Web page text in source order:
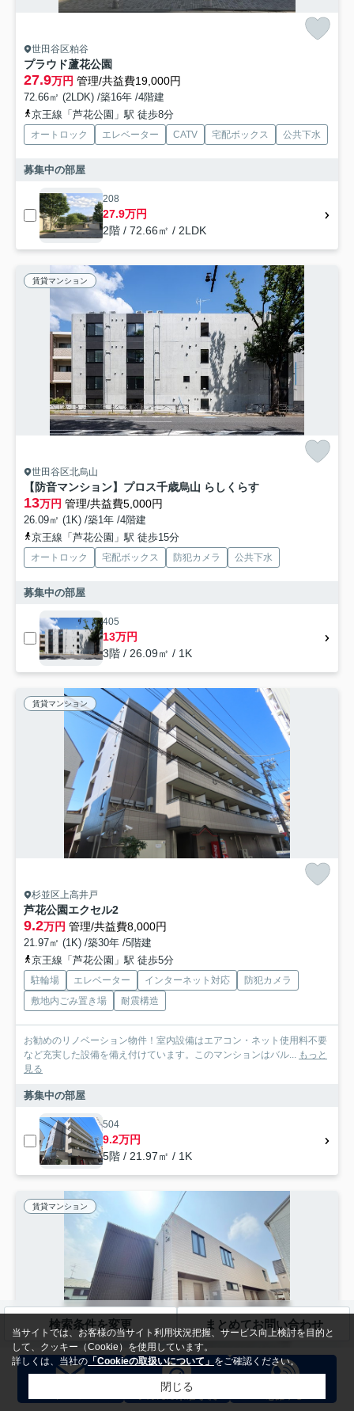
世田谷区粕谷
プラウド蘆花公園
27.9万円 管理/共益費19,000円
72.66㎡ (2LDK) /築16年 /4階建
京王線「芦花公園」駅 徒歩8分
オートロック エレベーター CATV 宅配ボックス 公共下水
募集中の部屋
208
27.9万円
2階 / 72.66㎡ / 2LDK
賃貸マンション
世田谷区北烏山
【防音マンション】プロス千歳烏山 らしくらす
13万円 管理/共益費5,000円
26.09㎡ (1K) /築1年 /4階建
京王線「芦花公園」駅 徒歩15分
オートロック 宅配ボックス 防犯カメラ 公共下水
募集中の部屋
405
13万円
3階 / 26.09㎡ / 1K
賃貸マンション
杉並区上高井戸
芦花公園エクセル2
9.2万円 管理/共益費8,000円
21.97㎡ (1K) /築30年 /5階建
京王線「芦花公園」駅 徒歩5分
駐輪場 エレベーター インターネット対応
防犯カメラ
敷地内ごみ置き場
耐震構造
お勧めのリノベーション物件！室内設備はエアコン・ネット使用料不要
など充実した設備を備え付けています。このマンションはバル... もっと
見る
募集中の部屋
504
9.2万円
5階 / 21.97㎡ / 1K
賃貸マンション
世田谷区南烏山
検索条件を変更 まとめてお問い合わせ
当サイトでは、お客様の当サイト利用状況把握、サービス向上検討を目的と
して、クッキー（Cookie）を使用しています。
詳しくは、当社の 「Cookieの取扱いについて」 をご確認ください。
閉じる